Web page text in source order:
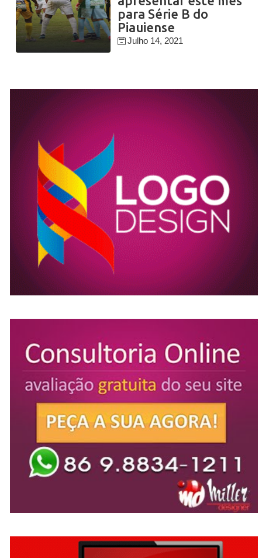
para Série B do
Piauiense
Julho 14, 2021